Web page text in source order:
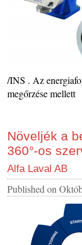
/INS . Az
megőrzése mellett
Növeljék a
360°-os
Alfa Laval AB
Published on